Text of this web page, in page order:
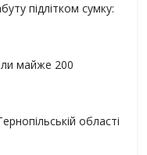
підлітком сумку:
майже 200
області